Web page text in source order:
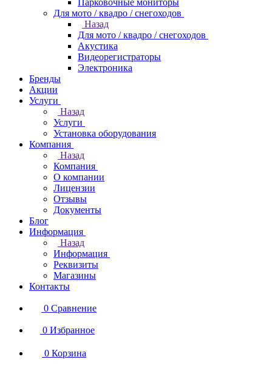
Парковочные мониторы
Для мото / квадро / снегоходов
Назад
Для мото / квадро / снегоходов
Акустика
Видеорегистраторы
Электроника
Бренды
Акции
Услуги
Назад
Услуги
Установка оборудования
Компания
Назад
Компания
О компании
Лицензии
Отзывы
Документы
Блог
Информация
Назад
Информация
Реквизиты
Магазины
Контакты
0 Сравнение
0 Избранное
0 Корзина